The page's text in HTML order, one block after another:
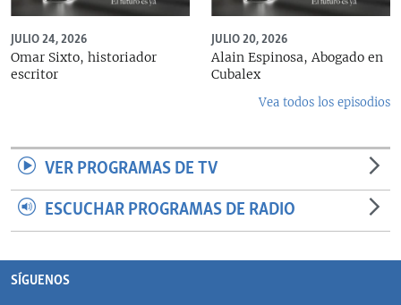
JULIO 24, 2026
Omar Sixto, historiador
escritor
JULIO 20, 2026
Alain Espinosa, Abogado en
Cubalex
Vea todos los episodios
VER PROGRAMAS DE TV
ESCUCHAR PROGRAMAS DE RADIO
SÍGUENOS